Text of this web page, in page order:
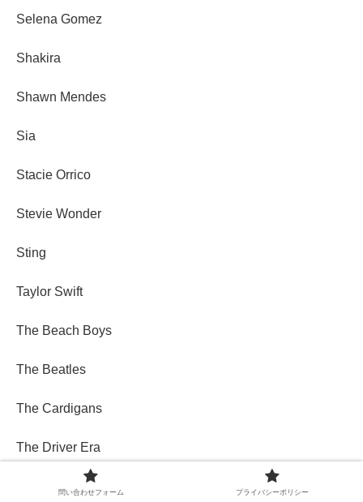
Selena Gomez
Shakira
Shawn Mendes
Sia
Stacie Orrico
Stevie Wonder
Sting
Taylor Swift
The Beach Boys
The Beatles
The Cardigans
The Driver Era
the Rolling Stones
問い合わせフォーム プライバシーポリシー